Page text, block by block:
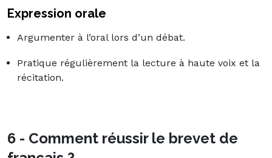
Expression orale
Argumenter à l’oral lors d’un débat.
Pratique régulièrement la lecture à haute voix et la
récitation.
6 - Comment réussir le brevet de